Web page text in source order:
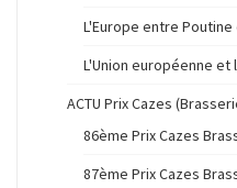
L'Europe entre Poutine
L'Union européenne et
ACTU Prix Cazes
86ème Prix Cazes
87ème Prix Cazes